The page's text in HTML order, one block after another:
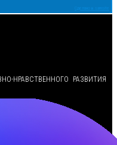
Сделано в samsite
НРАВСТВЕННОГО РАЗВИТИЯ